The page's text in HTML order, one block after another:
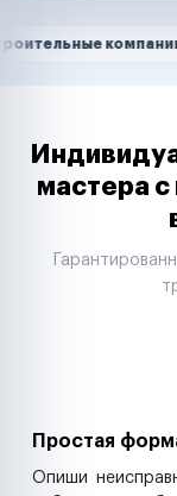
Нам
компании
Маркетплейсы
Таксопарки
Автодилеры
Строительные
Аренда спецтехники
мастера
Простая
Опиши